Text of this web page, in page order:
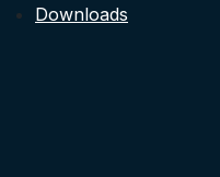
Downloads